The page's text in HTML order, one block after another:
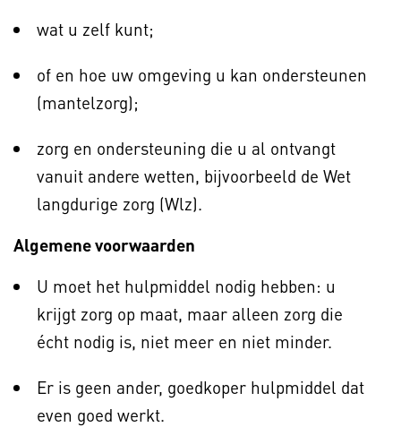
wat u zelf kunt;
of en hoe uw omgeving u kan ondersteunen
(mantelzorg);
zorg en ondersteuning die u al ontvangt
vanuit andere wetten, bijvoorbeeld de Wet
langdurige zorg (Wlz).
Algemene voorwaarden
U moet het hulpmiddel nodig hebben: u
krijgt zorg op maat, maar alleen zorg die
écht nodig is, niet meer en niet minder.
Er is geen ander, goedkoper hulpmiddel dat
even goed werkt.